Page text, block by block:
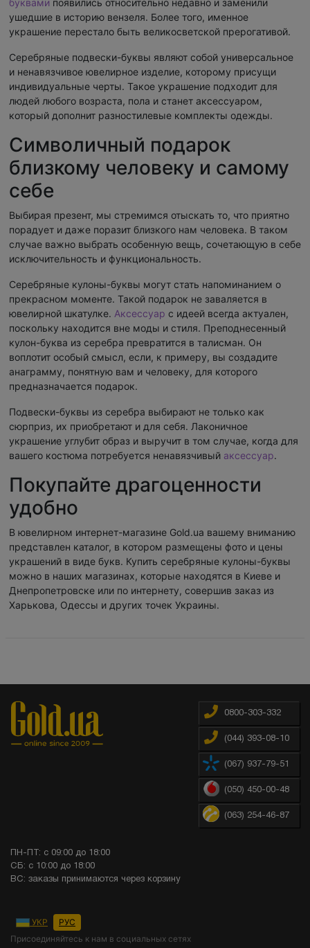
буквами появились относительно недавно и заменили
ушедшие в историю вензеля. Более того, именное
украшение перестало быть великосветской прерогативой.
Серебряные подвески-буквы являют собой универсальное
и ненавязчивое ювелирное изделие, которому присущи
индивидуальные черты. Такое украшение подходит для
людей любого возраста, пола и станет аксессуаром,
который дополнит разностилевые комплекты одежды.
Символичный подарок
близкому человеку и самому
себе
Выбирая презент, мы стремимся отыскать то, что приятно
порадует и даже поразит близкого нам человека. В таком
случае важно выбрать особенную вещь, сочетающую в себе
исключительность и функциональность.
Серебряные кулоны-буквы могут стать напоминанием о
прекрасном моменте. Такой подарок не заваляется в
ювелирной шкатулке. Аксессуар с идеей всегда актуален,
поскольку находится вне моды и стиля. Преподнесенный
кулон-буква из серебра превратится в талисман. Он
воплотит особый смысл, если, к примеру, вы создадите
анаграмму, понятную вам и человеку, для которого
предназначается подарок.
Подвески-буквы из серебра выбирают не только как
сюрприз, их приобретают и для себя. Лаконичное
украшение углубит образ и выручит в том случае, когда для
вашего костюма потребуется ненавязчивый аксессуар.
Покупайте драгоценности
удобно
В ювелирном интернет-магазине Gold.ua вашему вниманию
представлен каталог, в котором размещены фото и цены
украшений в виде букв. Купить серебряные кулоны-буквы
можно в наших магазинах, которые находятся в Киеве и
Днепропетровске или по интернету, совершив заказ из
Харькова, Одессы и других точек Украины.
0800-303-332
(044) 393-08-10
(067) 937-79-51
(050) 450-00-48
(063) 254-46-87
ПН-ПТ: с 09:00 до 18:00
СБ: с 10:00 до 18:00
ВС: заказы принимаются через корзину
УКР
РУС
Присоединяйтесь к нам в социальных сетях